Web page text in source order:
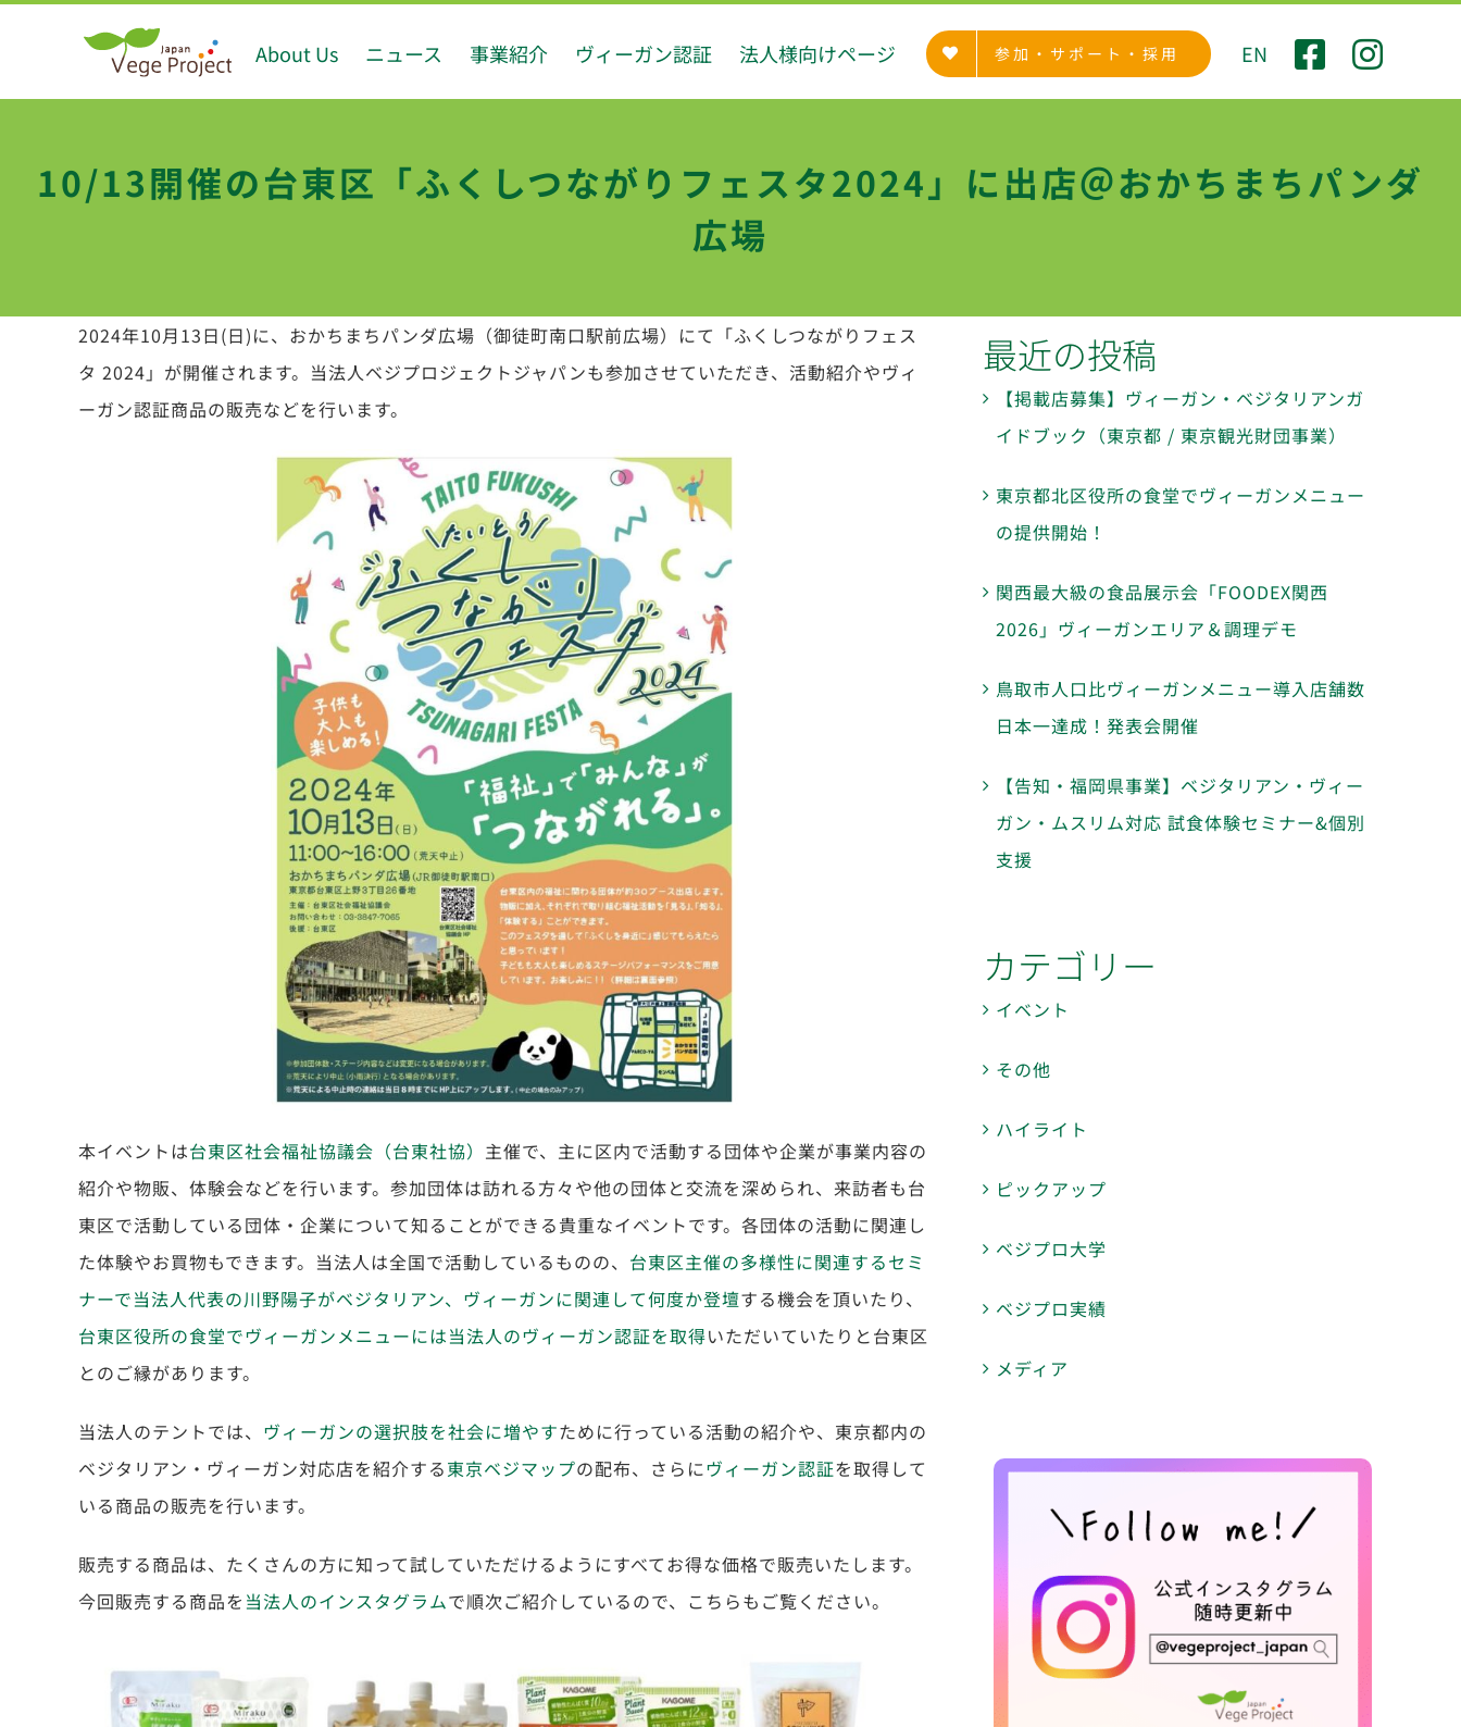
About Us ニュース 事業紹介 ヴィーガン認証 法人様向けページ 参加・サポート・採用 EN
10/13開催の台東区「ふくしつながりフェスタ2024」に出店＠おかちまちパンダ
広場
2024年10月13日(日)に、おかちまちパンダ広場（御徒町南口駅前広場）にて「ふくしつながりフェス
タ 2024」が開催されます。当法人ベジプロジェクトジャパンも参加させていただき、活動紹介やヴィ
ーガン認証商品の販売などを行います。
本イベントは台東区社会福祉協議会（台東社協） 主催で、主に区内で活動する団体や企業が事業内容の
紹介や物販、体験会などを行います。参加団体は訪れる方々や他の団体と交流を深められ、来訪者も台
東区で活動している団体・企業について知ることができる貴重なイベントです。各団体の活動に関連し
た体験やお買物もできます。当法人は全国で活動しているものの、 台東区主催の多様性に関連するセミ
ナーで当法人代表の川野陽子がベジタリアン、ヴィーガンに関連して何度か登壇する機会を頂いたり、
台東区役所の食堂でヴィーガンメニューには当法人のヴィーガン認証を取得いただいていたりと台東区
とのご縁があります。
当法人のテントでは、 ヴィーガンの選択肢を社会に増やすために行っている活動の紹介や、東京都内の
ベジタリアン・ヴィーガン対応店を紹介する東京ベジマップの配布、さらにヴィーガン認証を取得して
いる商品の販売を行います。
販売する商品は、たくさんの方に知って試していただけるようにすべてお得な価格で販売いたします。
今回販売する商品を 当法人のインスタグラムで順次ご紹介しているので、こちらもご覧ください。
最近の投稿
【掲載店募集】ヴィーガン・ベジタリアンガ
イドブック（東京都 / 東京観光財団事業）
東京都北区役所の食堂でヴィーガンメニュー
の提供開始！
関西最大級の食品展示会「FOODEX関西
2026」ヴィーガンエリア＆調理デモ
鳥取市人口比ヴィーガンメニュー導入店舗数
日本一達成！発表会開催
【告知・福岡県事業】ベジタリアン・ヴィー
ガン・ムスリム対応 試食体験セミナー&個別
支援
カテゴリー
イベント
その他
ハイライト
ピックアップ
ベジプロ大学
ベジプロ実績
メディア